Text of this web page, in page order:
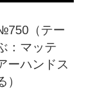
（テー
：マッテ
ーハンドス